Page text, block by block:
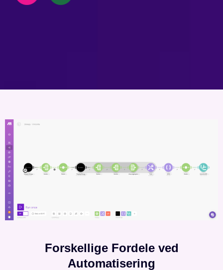
Forskellige Fordele ved
Automatisering